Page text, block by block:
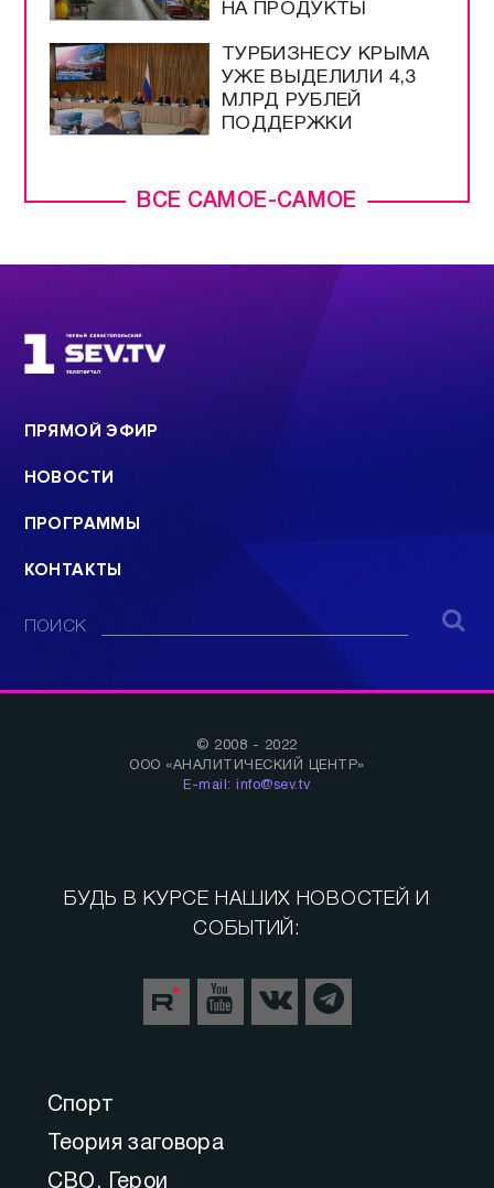
ВСЕ САМОЕ-САМОЕ
НА ПРОДУКТЫ
ТУРБИЗНЕСУ КРЫМА
УЖЕ ВЫДЕЛИЛИ 4,3
МЛРД РУБЛЕЙ
ПОДДЕРЖКИ
ПРЯМОЙ ЭФИР
НОВОСТИ
ПРОГРАММЫ
КОНТАКТЫ
ПОИСК
© 2008 - 2022
ООО «АНАЛИТИЧЕСКИЙ ЦЕНТР»
E-mail: info@sev.tv
Спорт
Теория заговора
СВО. Герои
БУДЬ В КУРСЕ НАШИХ НОВОСТЕЙ И
СОБЫТИЙ: